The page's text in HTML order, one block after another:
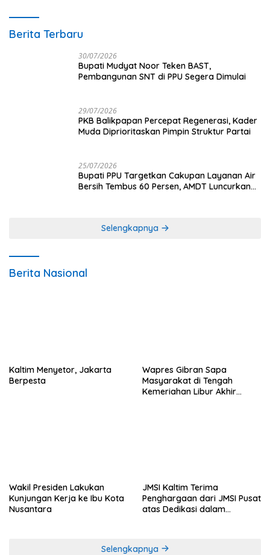
Berita Terbaru
30/07/2026
Bupati Mudyat Noor Teken BAST,
Pembangunan SNT di PPU Segera Dimulai
29/07/2026
PKB Balikpapan Percepat Regenerasi, Kader
Muda Diprioritaskan Pimpin Struktur Partai
25/07/2026
Bupati PPU Targetkan Cakupan Layanan Air
Bersih Tembus 60 Persen, AMDT Luncurkan
Selengkapnya
Berita Nasional
Kaltim Menyetor, Jakarta
Berpesta
Wapres Gibran Sapa
Masyarakat di Tengah
Kemeriahan Libur Akhir
Wakil Presiden Lakukan
Kunjungan Kerja ke Ibu Kota
Nusantara
JMSI Kaltim Terima
Penghargaan dari JMSI Pusat
atas Dedikasi dalam
Selengkapnya